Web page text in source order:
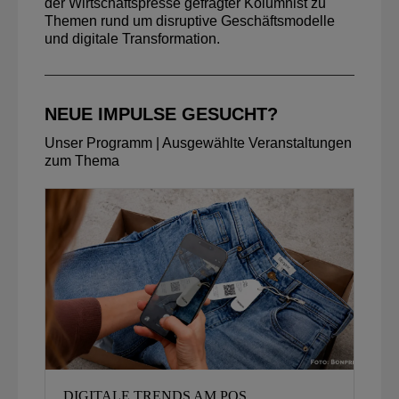
Themen rund um disruptive Geschäftsmodelle
und digitale Transformation.
NEUE IMPULSE GESUCHT?
Unser Programm | Ausgewählte Veranstaltungen
zum Thema